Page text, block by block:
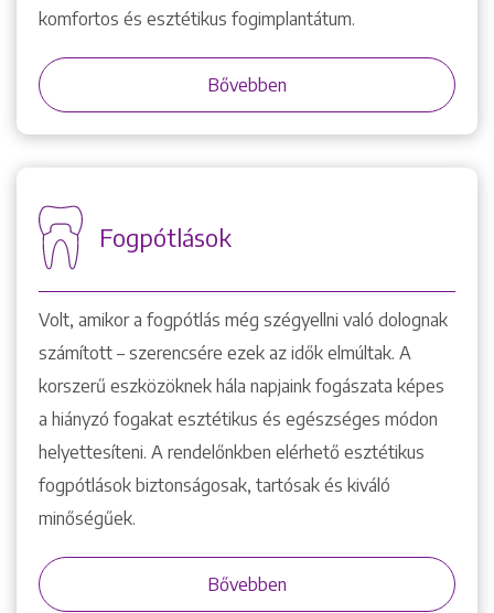
komfortos és esztétikus fogimplantátum.
Bővebben
Fogpótlások
Volt, amikor a fogpótlás még szégyellni való dolognak
számított – szerencsére ezek az idők elmúltak. A
korszerű eszközöknek hála napjaink fogászata képes
a hiányzó fogakat esztétikus és egészséges módon
helyettesíteni. A rendelőnkben elérhető esztétikus
fogpótlások biztonságosak, tartósak és kiváló
minőségűek.
Bővebben